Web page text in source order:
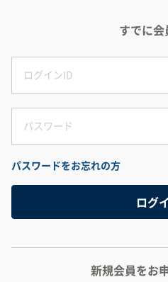
すでに会
パスワードをお忘れの方
新規会員をお